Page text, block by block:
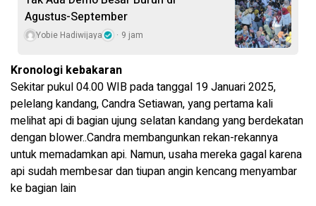
Agustus-September
Yobie Hadiwijaya 9 jam
Kronologi kebakaran
Sekitar pukul 04.00 WIB pada tanggal 19 Januari 2025,
pelelang kandang, Candra Setiawan, yang pertama kali
melihat api di bagian ujung selatan kandang yang berdekatan
dengan blower..Candra membangunkan rekan-rekannya
untuk memadamkan api. Namun, usaha mereka gagal karena
api sudah membesar dan tiupan angin kencang menyambar
ke bagian lain